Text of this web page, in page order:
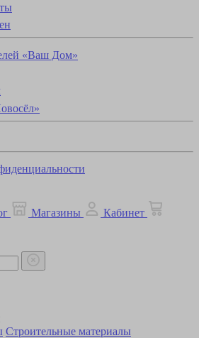
«Ваш Дом»
Магазины
Кабинет
Строительные материалы